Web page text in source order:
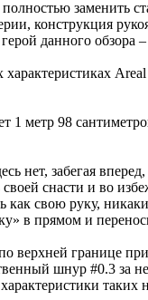
полностью
конструкция
данного
метр 98
нет, забегая
снасти и во
как свою руку,
в прямом и
верхней границе
шнур #0.3 за
таких